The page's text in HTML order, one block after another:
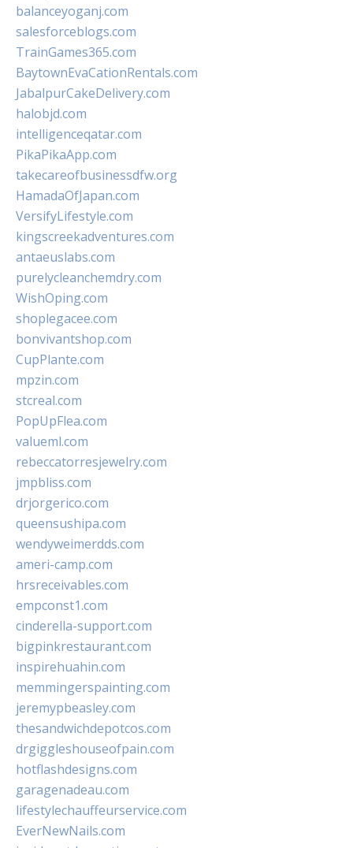
balanceyoganj.com
salesforceblogs.com
TrainGames365.com
BaytownEvaCationRentals.com
JabalpurCakeDelivery.com
halobjd.com
intelligenceqatar.com
PikaPikaApp.com
takecareofbusinessdfw.org
HamadaOfJapan.com
VersifyLifestyle.com
kingscreekadventures.com
antaeuslabs.com
purelycleanchemdry.com
WishOping.com
shoplegacee.com
bonvivantshop.com
CupPlante.com
mpzin.com
stcreal.com
PopUpFlea.com
valueml.com
rebeccatorresjewelry.com
jmpbliss.com
drjorgerico.com
queensushipa.com
wendyweimerdds.com
ameri-camp.com
hrsreceivables.com
empconst1.com
cinderella-support.com
bigpinkrestaurant.com
inspirehuahin.com
memmingerspainting.com
jeremypbeasley.com
thesandwichdepotcos.com
drgiggleshouseofpain.com
hotflashdesigns.com
garagenadeau.com
lifestylechauffeurservice.com
EverNewNails.com